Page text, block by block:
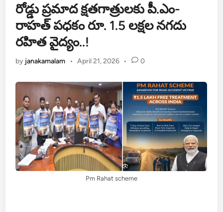
రోడ్డు ప్రమాద క్షతగాత్రులకు పీ.ఎం-
రాహత్ పధకం రూ. 1.5 లక్షల నగదు
రహిత వైద్యం..!
by janakamalam • April 21, 2026 • 0
Pm Rahat scheme